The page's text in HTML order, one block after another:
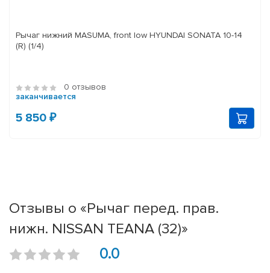
Рычаг нижний MASUMA, front low HYUNDAI SONATA 10-14
(R) (1/4)
0 отзывов
заканчивается
5 850 ₽
Отзывы о «Рычаг перед. прав.
нижн. NISSAN TEANA (32)»
0.0